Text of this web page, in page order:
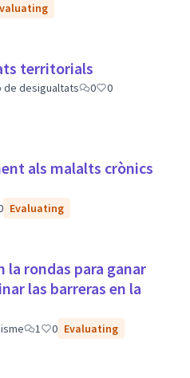
territorials
de desigualtats 0
0
als malalts crònics
Evaluating
la rondas para ganar
las barreras en la
1 0 Evaluating